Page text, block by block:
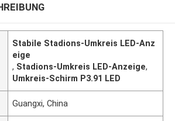
Stabile Stadions-Umkreis LED-Anz
eige
, Stadions-Umkreis LED-Anzeige,
Umkreis-Schirm P3.91 LED
Guangxi, China